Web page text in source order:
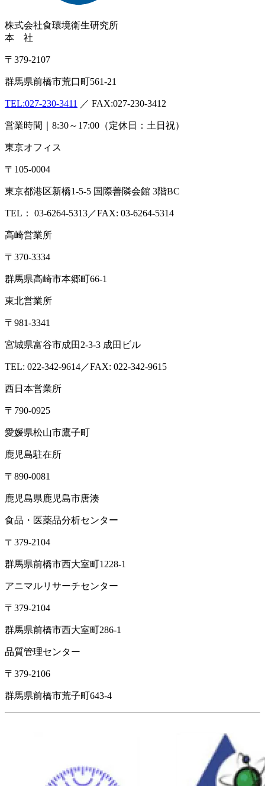
株式会社食環境衛生研究所
本 社
〒379-2107
群馬県前橋市荒口町561-21
TEL:027-230-3411 ／ FAX:027-230-3412
営業時間｜8:30～17:00（定休日：土日祝）
東京オフィス
〒105-0004
東京都港区新橋1-5-5 国際善隣会館 3階BC
TEL： 03-6264-5313／FAX: 03-6264-5314
高崎営業所
〒370-3334
群馬県高崎市本郷町66-1
東北営業所
〒981-3341
宮城県富谷市成田2-3-3 成田ビル
TEL: 022-342-9614／FAX: 022-342-9615
西日本営業所
〒790-0925
愛媛県松山市鷹子町
鹿児島駐在所
〒890-0081
鹿児島県鹿児島市唐湊
食品・医薬品分析センター
〒379-2104
群馬県前橋市西大室町1228-1
アニマルリサーチセンター
〒379-2104
群馬県前橋市西大室町286-1
品質管理センター
〒379-2106
群馬県前橋市荒子町643-4